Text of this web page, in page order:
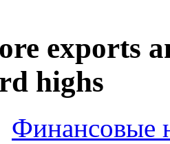
exports
highs
Финансовые